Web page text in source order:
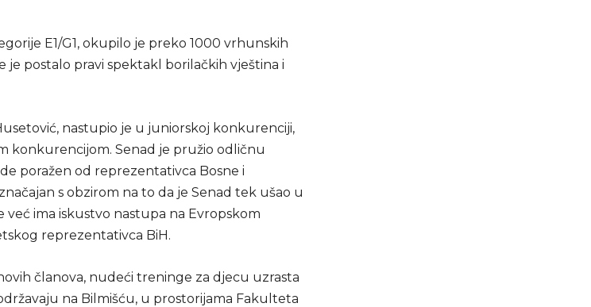
E1/G1, okupilo je preko 1000 vrhunskih
je postalo pravi spektakl borilačkih vještina i
nastupio je u juniorskoj konkurenciji,
konkurencijom. Senad je pružio odličnu
poražen od reprezentativca Bosne i
s obzirom na to da je Senad tek ušao u
već ima iskustvo nastupa na Evropskom
reprezentativca BiH.
članova, nudeći treninge za djecu uzrasta
na Bilmišću, u prostorijama Fakulteta